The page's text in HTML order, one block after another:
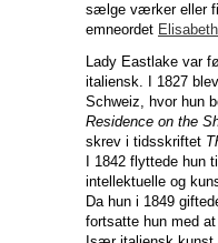
sælge værker eller
emneordet
Lady Eastlake var
italiensk. I 1827
Schweiz, hvor hun
Residence on the
skrev i tidsskriftet
I 1842 flyttede hun
intellektuelle og
Da hun i 1849
fortsatte hun med